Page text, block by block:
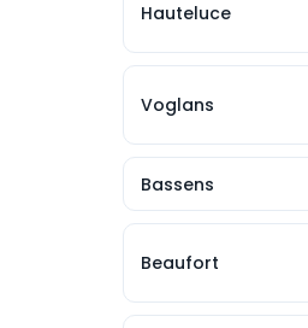
Hauteluce
Voglans
Bassens
Beaufort